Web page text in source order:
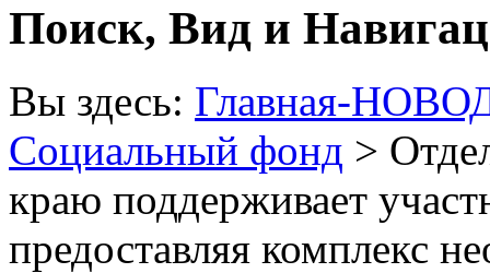
Поиск, Вид и
Вы здесь: Главная-
Социальный фонд >
краю поддерживает
предоставляя комплекс